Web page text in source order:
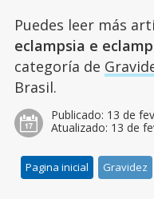
Puedes leer más
eclampsia e
categoría de
Brasil.
Publicado: 13 de
Atualizado: 13 de
Pagina inicial Gravidez